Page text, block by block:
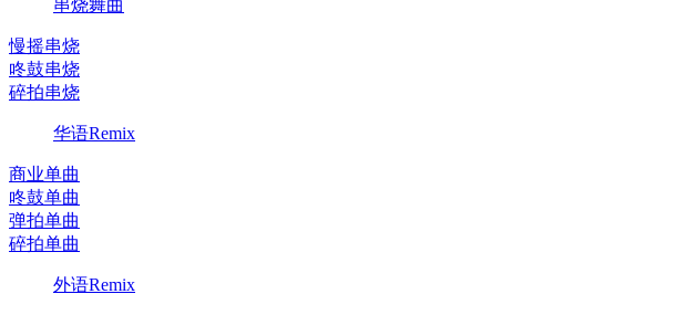
串烧舞曲
慢摇串烧
咚鼓串烧
碎拍串烧
华语Remix
商业单曲
咚鼓单曲
弹拍单曲
碎拍单曲
外语Remix